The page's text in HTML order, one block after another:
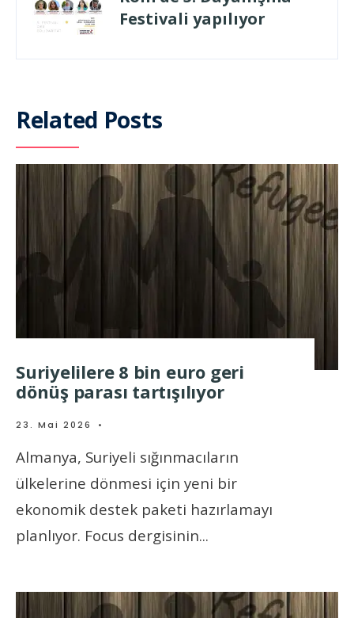
Festivali yapılıyor
Related Posts
Suriyelilere 8 bin euro geri
dönüş parası tartışılıyor
23. Mai 2026 •
Almanya, Suriyeli sığınmacıların
ülkelerine dönmesi için yeni bir
ekonomik destek paketi hazırlamayı
planlıyor. Focus dergisinin...